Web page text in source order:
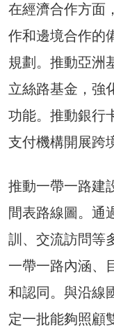
在經濟合作方面
作和邊境合作的
規劃。推動亞洲
立絲路基金，強
功能。推動銀行
支付機構開展跨
推動一帶一路建
間表路線圖。通
訓、交流訪問等
一帶一路內涵、
和認同。與沿線
定一批能夠照​​顧